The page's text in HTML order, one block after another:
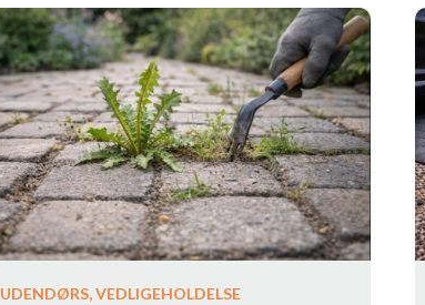
UDENDØRS, VEDLIGEHOLDELSE